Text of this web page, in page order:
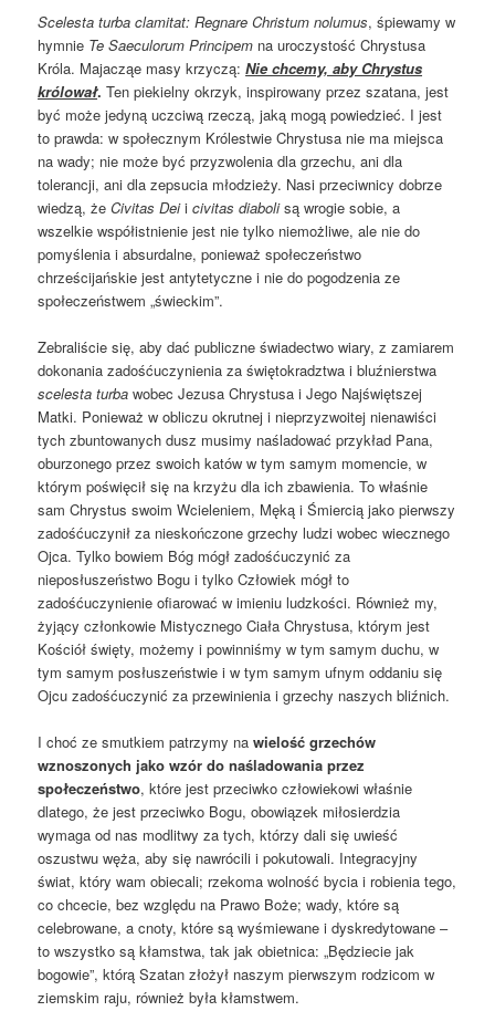
Scelesta turba clamitat: Regnare Christum nolumus, śpiewamy w
hymnie Te Saeculorum Principem na uroczystość Chrystusa
Króla. Majacząe masy krzyczą:Nie chcemy, aby Chrystus
królował.Ten piekielny okrzyk, inspirowany przez szatana, jest
być może jedyną uczciwą rzeczą, jaką mogą powiedzieć. I jest
to prawda: w społecznym Królestwie Chrystusa nie ma miejsca
na wady; nie może być przyzwolenia dla grzechu, ani dla
tolerancji, ani dla zepsucia młodzieży. Nasi przeciwnicy dobrze
wiedzą, żeCivitas Deiicivitas diabolisą wrogie sobie, a
wszelkie współistnienie jest nie tylko niemożliwe, ale nie do
pomyślenia i absurdalne, ponieważ społeczeństwo
chrześcijańskie jest antytetyczne i nie do pogodzenia ze
społeczeństwem „świeckim”.
Zebraliście się, aby dać publiczne świadectwo wiary, z zamiarem
dokonania zadośćuczynienia za świętokradztwa i bluźnierstwa
scelesta turba wobec Jezusa Chrystusa i Jego Najświętszej
Matki. Ponieważ w obliczu okrutnej i nieprzyzwoitej nienawiści
tych zbuntowanych dusz musimy naśladować przykład Pana,
oburzonego przez swoich katów w tym samym momencie, w
którym poświęcił się na krzyżu dla ich zbawienia. To właśnie
sam Chrystus swoim Wcieleniem, Męką i Śmiercią jako pierwszy
zadośćuczynił za nieskończone grzechy ludzi wobec wiecznego
Ojca. Tylko bowiem Bóg mógł zadośćuczynić za
nieposłuszeństwo Bogu i tylko Człowiek mógł to
zadośćuczynienie ofiarować w imieniu ludzkości. Również my,
żyjący członkowie Mistycznego Ciała Chrystusa, którym jest
Kościół święty, możemy i powinniśmy w tym samym duchu, w
tym samym posłuszeństwie i w tym samym ufnym oddaniu się
Ojcu zadośćuczynić za przewinienia i grzechy naszych bliźnich.
I choć ze smutkiem patrzymy na wielość grzechów
wznoszonych jako wzór do naśladowania przez
społeczeństwo, które jest przeciwko człowiekowi właśnie
dlatego, że jest przeciwko Bogu, obowiązek miłosierdzia
wymaga od nas modlitwy za tych, którzy dali się uwieść
oszustwu węża, aby się nawrócili i pokutowali. Integracyjny
świat, który wam obiecali; rzekoma wolność bycia i robienia tego,
co chcecie, bez względu na Prawo Boże; wady, które są
celebrowane, a cnoty, które są wyśmiewane i dyskredytowane –
to wszystko są kłamstwa, tak jak obietnica: „Będziecie jak
bogowie”, którą Szatan złożył naszym pierwszym rodzicom w
ziemskim raju, również była kłamstwem.